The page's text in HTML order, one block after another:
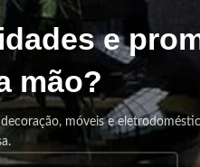
e
mão?
móveis e